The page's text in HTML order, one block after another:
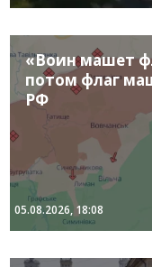
«Воин машет
потом флаг
РФ
05.08.2026, 18:08